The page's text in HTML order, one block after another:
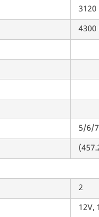
5/6/
2
12V,
हम आपकी
अपना पूरा
ओटीपी दर्ज करें
पिन कोड दर्ज
Also